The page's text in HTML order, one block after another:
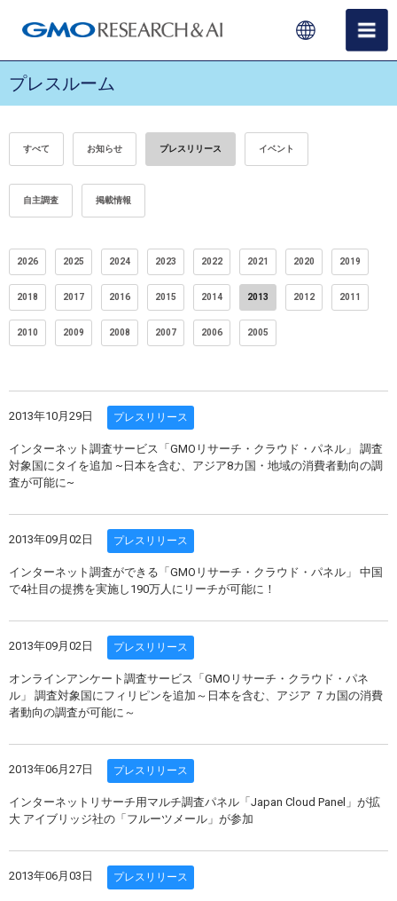
プレスルーム
すべて お知らせ プレスリリース イベント
自主調査 掲載情報
2026 2025 2024 2023 2022 2021 2020 2019
2018 2017 2016 2015 2014 2013 2012 2011
2010 2009 2008 2007 2006 2005
2013年10月29日 プレスリリース
インターネット調査サービス「GMOリサーチ・クラウド・パネル」 調査
対象国にタイを追加 ~日本を含む、アジア8カ国・地域の消費者動向の調
査が可能に~
2013年09月02日 プレスリリース
インターネット調査ができる「GMOリサーチ・クラウド・パネル」 中国
で4社目の提携を実施し190万人にリーチが可能に！
2013年09月02日 プレスリリース
オンラインアンケート調査サービス「GMOリサーチ・クラウド・パネ
ル」 調査対象国にフィリピンを追加～日本を含む、アジア ７カ国の消費
者動向の調査が可能に～
2013年06月27日 プレスリリース
インターネットリサーチ用マルチ調査パネル「Japan Cloud Panel」が拡
大 アイブリッジ社の「フルーツメール」が参加
2013年06月03日 プレスリリース